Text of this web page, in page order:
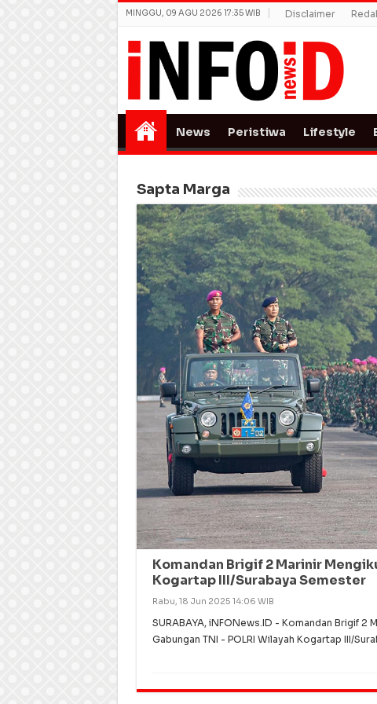
MINGGU, 09 AGU 2026 17:35 WIB Disclaimer
News Peristiwa Lifestyle
Sapta Marga
Komandan Brigif 2 Marinir
Kogartap III/Surabaya Semester
Rabu, 18 Jun 2025 14:06 WIB
SURABAYA, iNFONews.ID - Komandan Brigif
Gabungan TNI - POLRI Wilayah Kogartap III/